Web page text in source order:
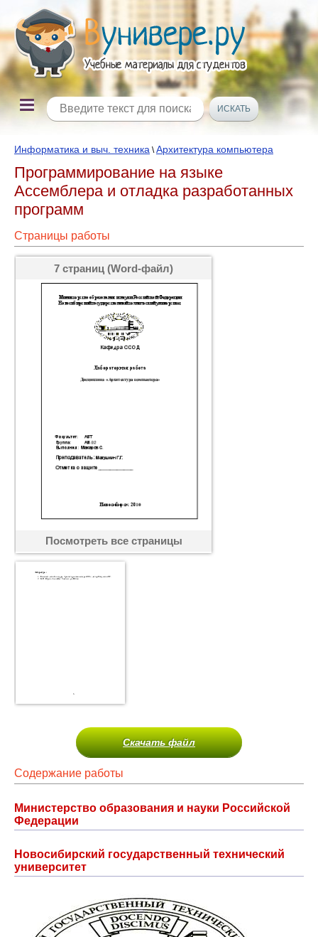
Информатика и выч. техника \Архитектура компьютера
Программирование на языке
Ассемблера и отладка разработанных
программ
Страницы работы
7 страниц (Word-файл)
Посмотреть все страницы
Скачать файл
Содержание работы
Министерство образования и науки Российской
Федерации
Новосибирский государственный технический
университет